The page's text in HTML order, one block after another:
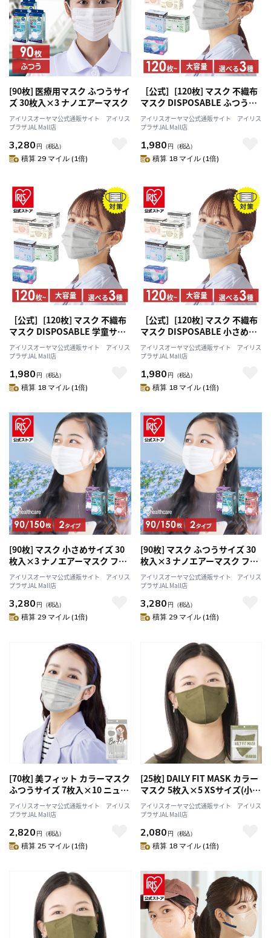
[90枚] 医療用マスク ふつうサイ
ズ 30枚入×3 ナノエアーマスク
アイリスオーヤマ公式通販サイト アイリス
プラザJAL Mall店
3,280 円 （税込）
積算 29 マイル (1倍)
［公式］[120枚] マスク 不織布
マスク DISPOSABLE ふつうサ
イズ 30枚×4箱 アイリスオーヤ
マ
アイリスオーヤマ公式通販サイト アイリス
プラザJAL Mall店
1,980 円 （税込）
積算 18 マイル (1倍)
［公式］[120枚] マスク 不織布
マスク DISPOSABLE 学童サイ
ズ 30枚×4箱 アイリスオーヤマ
アイリスオーヤマ公式通販サイト アイリス
プラザJAL Mall店
1,980 円 （税込）
積算 18 マイル (1倍)
［公式］[120枚] マスク 不織布
マスク DISPOSABLE 小さめサ
イズ 30枚×4箱 アイリスオーヤ
マ
アイリスオーヤマ公式通販サイト アイリス
プラザJAL Mall店
1,980 円 （税込）
積算 18 マイル (1倍)
[90枚] マスク 小さめサイズ 30
枚入×3 ナノエアーマスク フィ
ルタープラス
アイリスオーヤマ公式通販サイト アイリス
プラザJAL Mall店
3,280 円 （税込）
積算 29 マイル (1倍)
[90枚] マスク ふつうサイズ 30
枚入×3 ナノエアーマスク フィ
ルタープラス
アイリスオーヤマ公式通販サイト アイリス
プラザJAL Mall店
3,280 円 （税込）
積算 29 マイル (1倍)
[70枚] 美フィット カラーマスク
ふつうサイズ 7枚入×10 ニュア
ンスグレー
アイリスオーヤマ公式通販サイト アイリス
プラザJAL Mall店
2,820 円 （税込）
積算 25 マイル (1倍)
[25枚] DAILY FIT MASK カラー
マスク 5枚入×5 XSサイズ(小さ
めサイズ) オリーブカーキ
アイリスオーヤマ公式通販サイト アイリス
プラザJAL Mall店
2,080 円 （税込）
積算 18 マイル (1倍)